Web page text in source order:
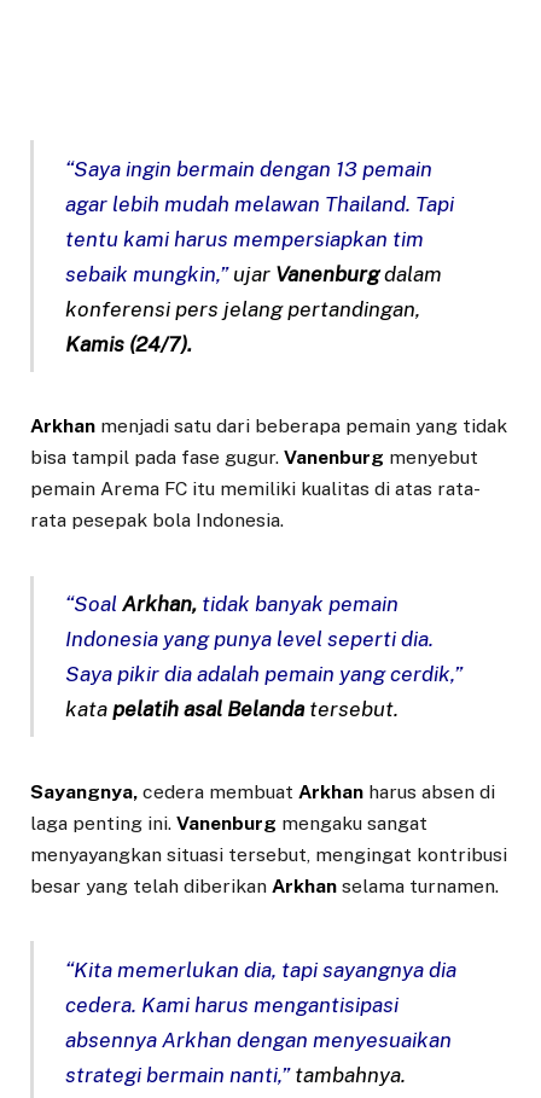
“Saya ingin bermain dengan 13 pemain
agar lebih mudah melawan Thailand. Tapi
tentu kami harus mempersiapkan tim
sebaik mungkin,” ujar Vanenburgdalam
konferensi pers jelang pertandingan,
Kamis (24/7).
Arkhan menjadi satu dari beberapa pemain yang tidak
bisa tampil pada fase gugur. Vanenburg menyebut
pemain Arema FC itu memiliki kualitas di atas rata-
rata pesepak bola Indonesia.
“Soal Arkhan, tidak banyak pemain
Indonesia yang punya level seperti dia.
Saya pikir dia adalah pemain yang cerdik,”
katapelatih asal Belandatersebut.
Sayangnya, cedera membuat Arkhan harus absen di
laga penting ini. Vanenburg mengaku sangat
menyayangkan situasi tersebut, mengingat kontribusi
besar yang telah diberikan Arkhan selama turnamen.
“Kita memerlukan dia, tapi sayangnya dia
cedera. Kami harus mengantisipasi
absennya Arkhan dengan menyesuaikan
strategi bermain nanti,”tambahnya.